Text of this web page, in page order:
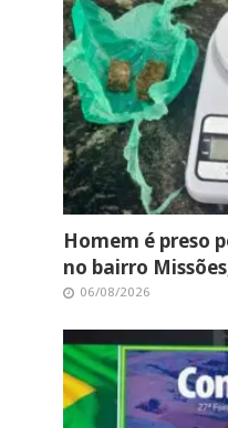
Homem é preso
no bairro
06/08/2026